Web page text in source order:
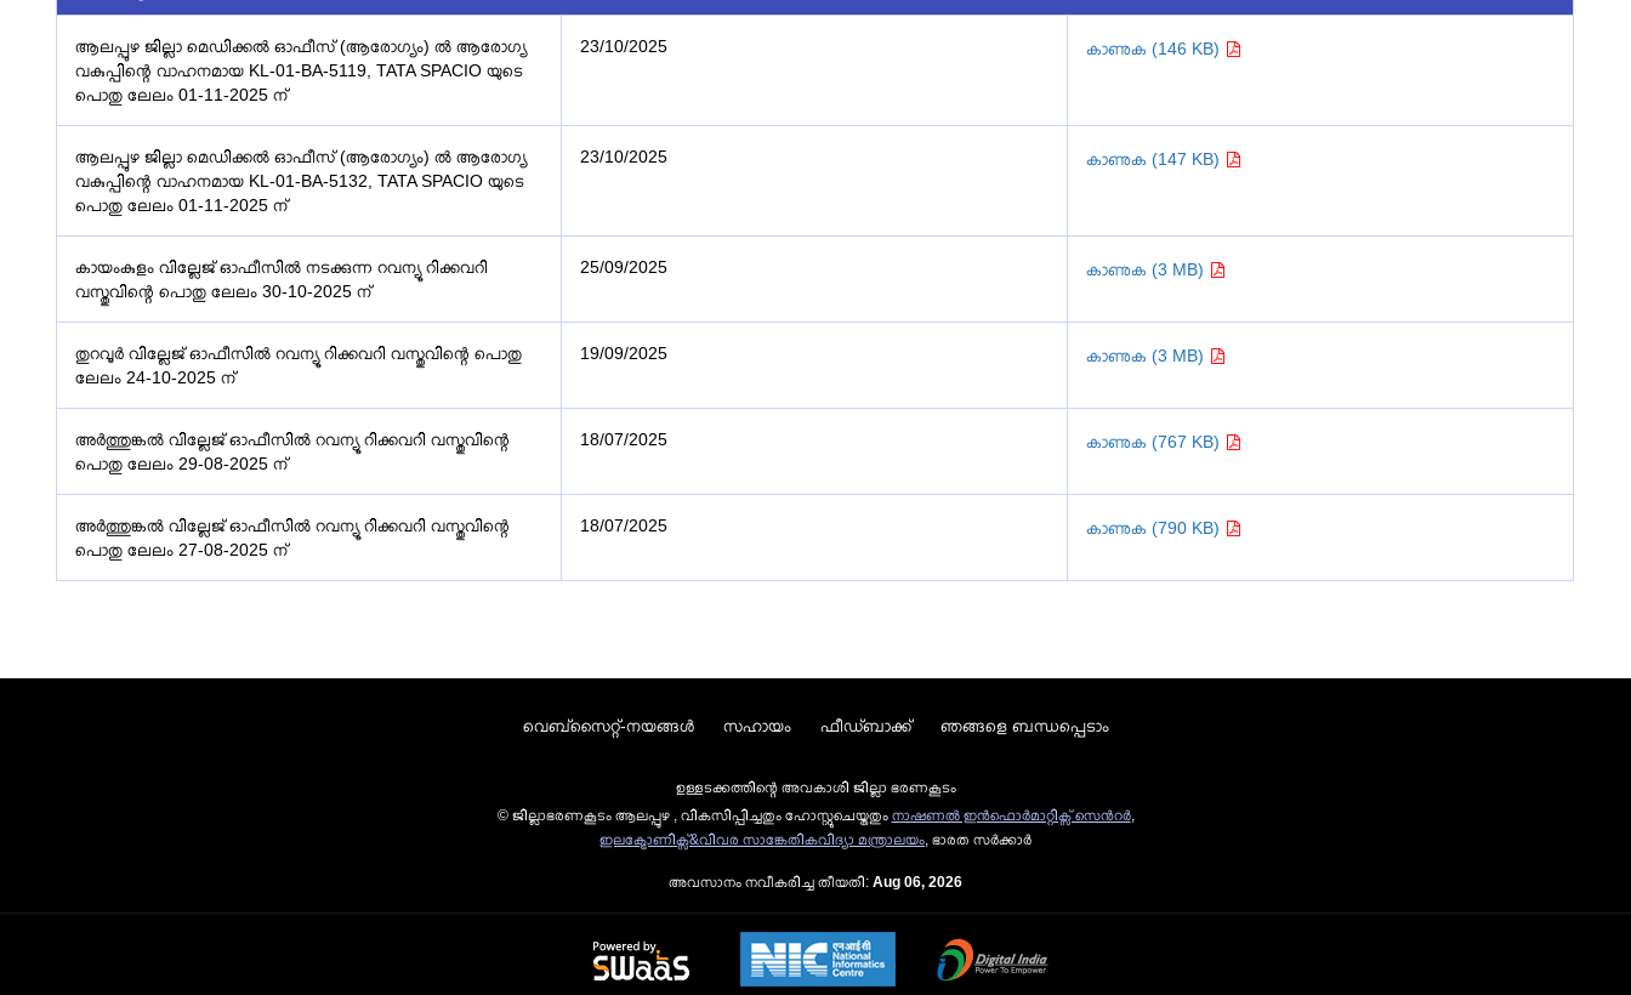
ആലപ്പുഴ ജില്ലാ മെഡിക്കൽ ഓഫീസ് (ആരോഗ്യം) ൽ ആരോഗ്യ
വകുപ്പിന്റെ വാഹനമായ KL-01-BA-5119, TATA SPACIO യുടെ
പൊതു ലേലം 01-11-2025 ന്
23/10/2025 കാണുക (146 KB)
ആലപ്പുഴ ജില്ലാ മെഡിക്കൽ ഓഫീസ് (ആരോഗ്യം) ൽ ആരോഗ്യ
വകുപ്പിന്റെ വാഹനമായ KL-01-BA-5132, TATA SPACIO യുടെ
പൊതു ലേലം 01-11-2025 ന്
23/10/2025 കാണുക (147 KB)
കായംകുളം വില്ലേജ് ഓഫീസിൽ നടക്കുന്ന റവന്യൂ റിക്കവറി
വസ്തുവിന്റെ പൊതു ലേലം 30-10-2025 ന്
25/09/2025 കാണുക (3 MB)
തുറവൂർ വില്ലേജ് ഓഫീസിൽ റവന്യൂ റിക്കവറി വസ്തുവിന്റെ പൊതു
ലേലം 24-10-2025 ന്
19/09/2025 കാണുക (3 MB)
അർത്തുങ്കൽ വില്ലേജ് ഓഫീസിൽ റവന്യൂ റിക്കവറി വസ്തുവിന്റെ
പൊതു ലേലം 29-08-2025 ന്
18/07/2025 കാണുക (767 KB)
അർത്തുങ്കൽ വില്ലേജ് ഓഫീസിൽ റവന്യൂ റിക്കവറി വസ്തുവിന്റെ
പൊതു ലേലം 27-08-2025 ന്
18/07/2025 കാണുക (790 KB)
വെബ്സൈറ്റ്-നയങ്ങള്‍ സഹായം ഫീഡ്ബാക്ക് ഞങ്ങളെ ബന്ധപ്പെടാം
ഉള്ളടക്കത്തിന്റെ അവകാശി ജില്ലാ ഭരണകൂടം
© ജില്ലാഭരണകൂടം ആലപ്പുഴ , വികസിപ്പിച്ചതും ഹോസ്റ്റുചെയ്തതും നാഷണല്‍ ഇന്‍ഫൊര്‍മാറ്റിക്സ് സെന്‍റര്‍,
ഇലക്ട്രോണിക്സ്&വിവര സാങ്കേതികവിദ്യാ മന്ത്രാലയം , ഭാരത സര്‍ക്കാര്‍
അവസാനം നവീകരിച്ച തീയതി: Aug 06, 2026